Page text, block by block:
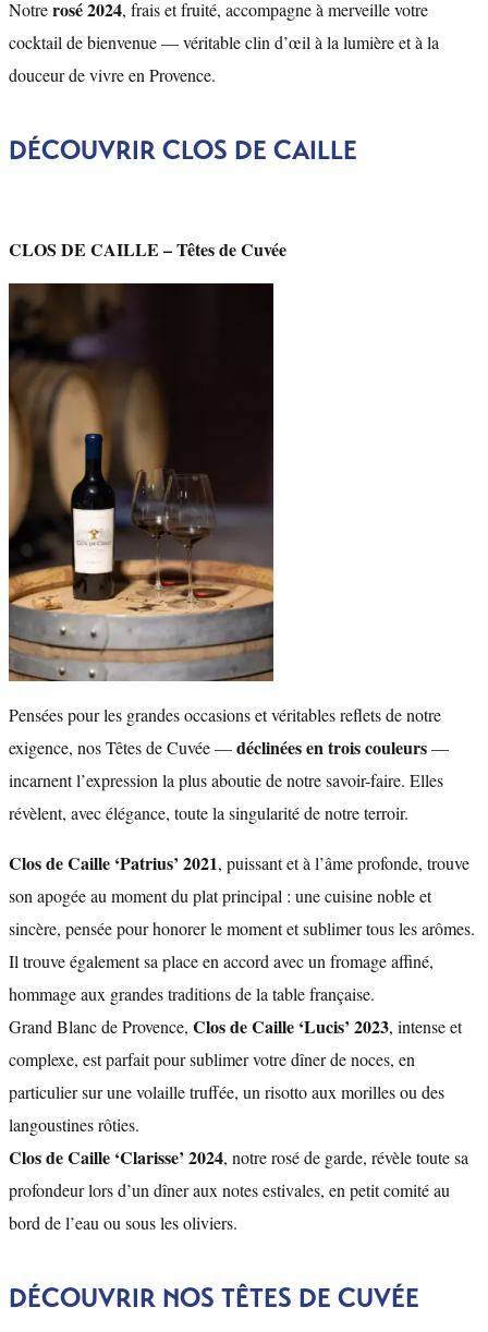
Notrerosé 2024, frais et fruité, accompagne à merveille votre
cocktail de bienvenue — véritable clin d’œil à la lumière et à la
douceur de vivre en Provence.
DÉCOUVRIR CLOS DE CAILLE
CLOS DE CAILLE – Têtes de Cuvée
Pensées pour les grandes occasions et véritables reflets de notre
exigence, nos Têtes de Cuvée —déclinées en trois couleurs—
incarnent l’expression la plus aboutie de notre savoir-faire. Elles
révèlent, avec élégance, toute la singularité de notre terroir.
Clos de Caille ‘Patrius’ 2021, puissant et à l’âme profonde, trouve
son apogée au moment du plat principal : une cuisine noble et
sincère, pensée pour honorer le moment et sublimer tous les arômes.
Il trouve également sa place en accord avec un fromage affiné,
hommage aux grandes traditions de la table française.
Grand Blanc de Provence, Clos de Caille ‘Lucis’ 2023, intense et
complexe, est parfait pour sublimer votre dîner de noces, en
particulier sur une volaille truffée, un risotto aux morilles ou des
langoustines rôties.
Clos de Caille ‘Clarisse’ 2024, notre rosé de garde, révèle toute sa
profondeur lors d’un dîner aux notes estivales, en petit comité au
bord de l’eau ou sous les oliviers.
DÉCOUVRIR NOS TÊTES DE CUVÉE